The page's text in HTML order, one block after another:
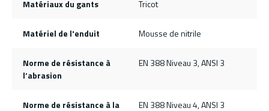
Matériaux du gants Tricot
Matériel de l'enduit Mousse de nitrile
Norme de résistance à
l’abrasion
EN 388 Niveau 3, ANSI 3
Norme de résistance à la
EN 388 Niveau 4, ANSI 3